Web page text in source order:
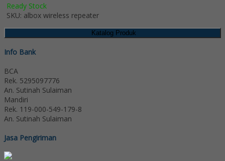
Ready Stock
SKU: albox wireless repeater
Katalog Produk
Info Bank
BCA
Rek. 5295097776
An. Sutinah Sulaiman
Mandiri
Rek. 119-000-549-179-8
An. Sutinah Sulaiman
Jasa Pengiriman